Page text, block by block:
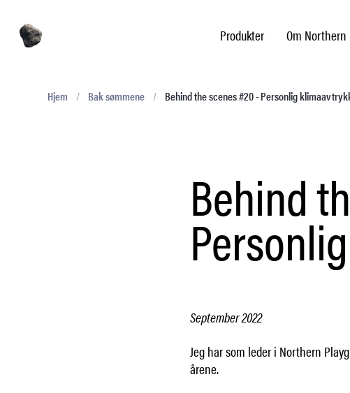
Produkter Om
Hjem / Bak sømmene / Behind the scenes #20 - Personlig
Behind
September 2022
Jeg har som leder i Northern
årene.